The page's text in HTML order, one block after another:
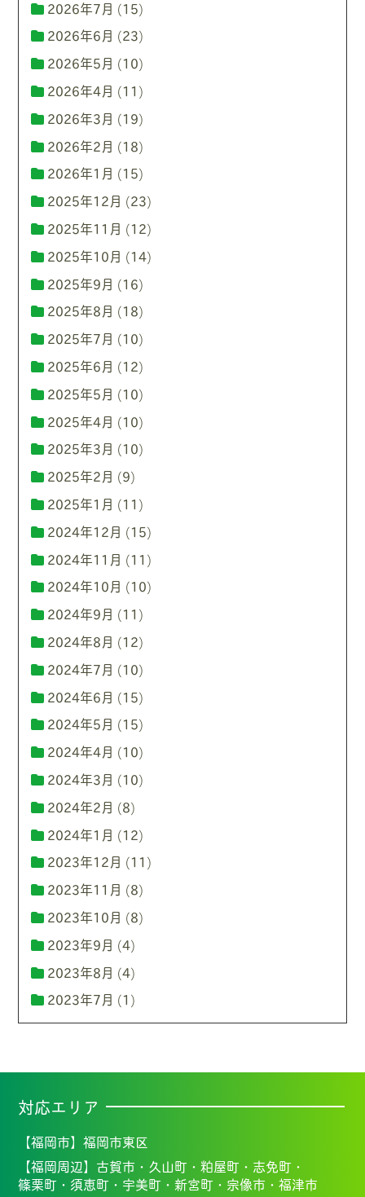
2026年7月 (15)
2026年6月 (23)
2026年5月 (10)
2026年4月 (11)
2026年3月 (19)
2026年2月 (18)
2026年1月 (15)
2025年12月 (23)
2025年11月 (12)
2025年10月 (14)
2025年9月 (16)
2025年8月 (18)
2025年7月 (10)
2025年6月 (12)
2025年5月 (10)
2025年4月 (10)
2025年3月 (10)
2025年2月 (9)
2025年1月 (11)
2024年12月 (15)
2024年11月 (11)
2024年10月 (10)
2024年9月 (11)
2024年8月 (12)
2024年7月 (10)
2024年6月 (15)
2024年5月 (15)
2024年4月 (10)
2024年3月 (10)
2024年2月 (8)
2024年1月 (12)
2023年12月 (11)
2023年11月 (8)
2023年10月 (8)
2023年9月 (4)
2023年8月 (4)
2023年7月 (1)
対応エリア
【福岡市】福岡市東区
【福岡周辺】 古賀市・ 久山町・粕屋町・ 志免町・
篠栗町・ 須恵町・ 宇美町・新宮町・ 宗像市・福津市